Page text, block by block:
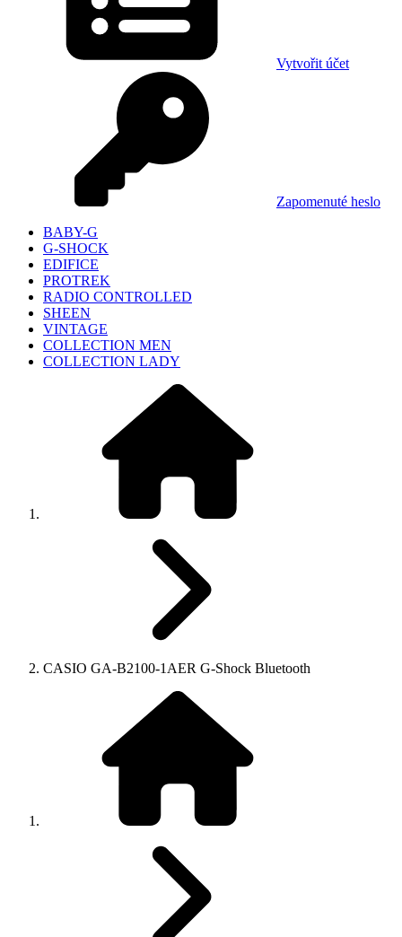
Vytvořit účet
Zapomenuté heslo
BABY-G
G-SHOCK
EDIFICE
PROTREK
RADIO CONTROLLED
SHEEN
VINTAGE
COLLECTION MEN
COLLECTION LADY
CASIO GA-B2100-1AER G-Shock Bluetooth